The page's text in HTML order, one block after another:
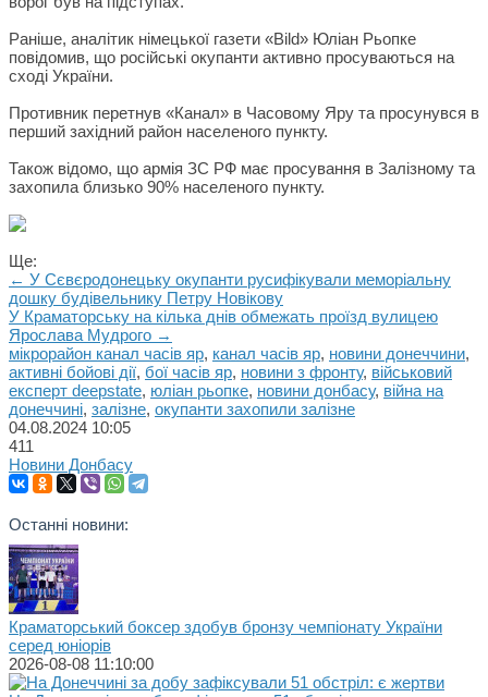
Раніше, аналітик німецької газети «Bild» Юліан Рьопке
повідомив, що російські окупанти активно просуваються на
сході України.
Противник перетнув «Канал» в Часовому Яру та просунувся в
перший західний район населеного пункту.
Також відомо, що армія ЗС РФ має просування в Залізному та
захопила близько 90% населеного пункту.
Ще:
← У Сєвєродонецьку окупанти русифікували меморіальну
дошку будівельнику Петру Новікову
У Краматорську на кілька днів обмежать проїзд вулицею
Ярослава Мудрого →
мікрорайон канал часів яр, канал часів яр, новини донеччини,
активні бойові дії, бої часів яр, новини з фронту, військовий
експерт deepstate, юліан рьопке, новини донбасу, війна на
донеччині, залізне, окупанти захопили залізне
04.08.2024 10:05
411
Новини Донбасу
Останні новини:
Краматорський боксер здобув бронзу чемпіонату України
серед юніорів
2026-08-08 11:10:00